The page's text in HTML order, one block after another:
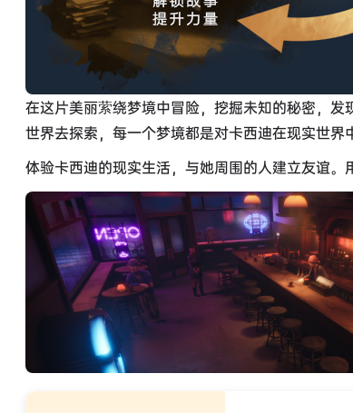
在这片美丽萦绕梦境中冒险，挖掘未知的秘密，
世界去探索，每一个梦境都是对卡西迪在现实世界
体验卡西迪的现实生活，与她周围的人建立友谊。